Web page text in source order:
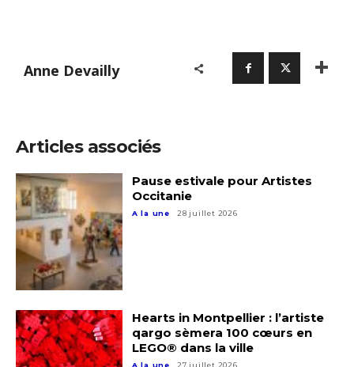
Adresse email*
Nom
Anne Devailly
Articles associés
Pause estivale pour Artistes
Occitanie
A la une 28 juillet 2026
Hearts in Montpellier : l’artiste
qargo sèmera 100 cœurs en
LEGO® dans la ville